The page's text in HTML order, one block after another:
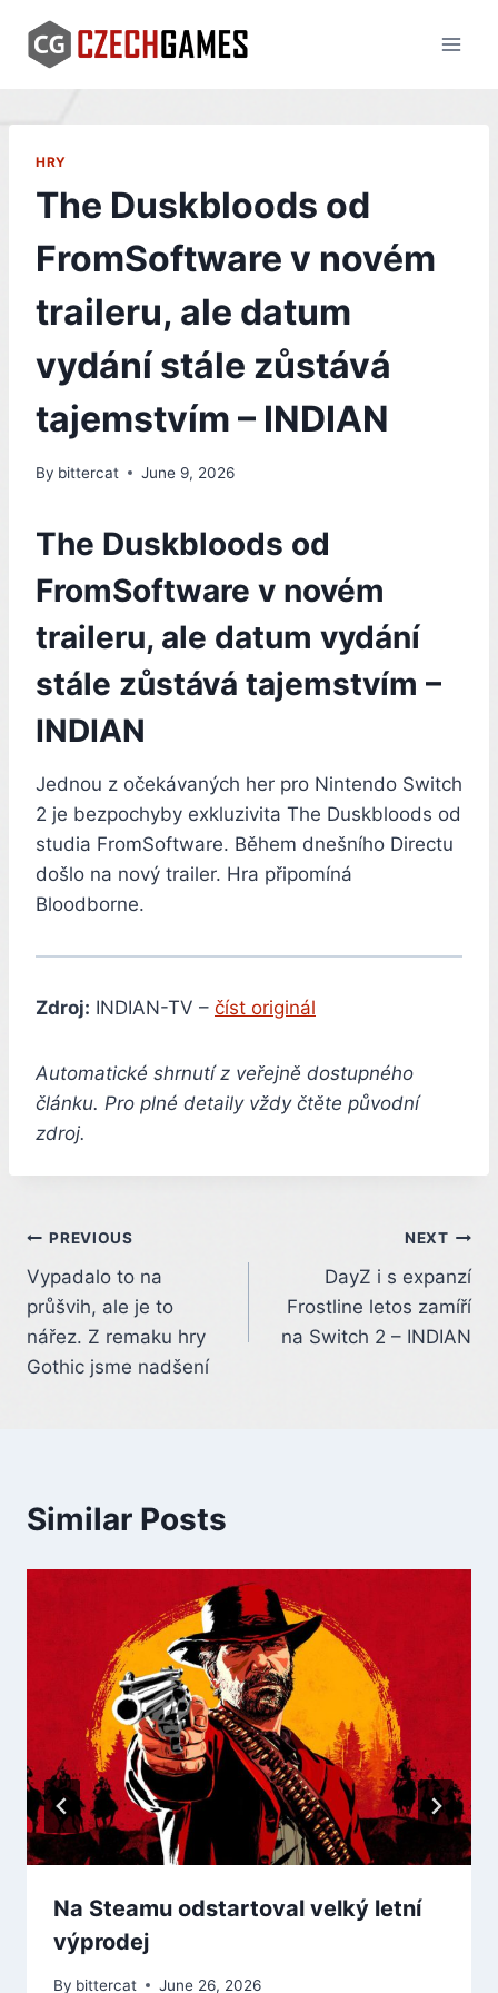
content
HRY
The Duskbloods od
FromSoftware v novém
traileru, ale datum
vydání stále zůstává
tajemstvím – INDIAN
By bittercat June 9, 2026
The Duskbloods od
FromSoftware v novém
traileru, ale datum vydání
stále zůstává tajemstvím –
INDIAN
Jednou z očekávaných her pro Nintendo Switch
2 je bezpochyby exkluzivita The Duskbloods od
studia FromSoftware. Během dnešního Directu
došlo na nový trailer. Hra připomíná
Bloodborne.
Zdroj: INDIAN-TV – číst originál
Automatické shrnutí z veřejně dostupného
článku. Pro plné detaily vždy čtěte původní
zdroj.
Post
navigation
PREVIOUS
Vypadalo to na
průšvih, ale je to
nářez. Z remaku hry
Gothic jsme nadšení
NEXT
DayZ i s expanzí
Frostline letos zamíří
na Switch 2 – INDIAN
Similar Posts
Na Steamu odstartoval velký letní
výprodej
By bittercat June 26, 2026